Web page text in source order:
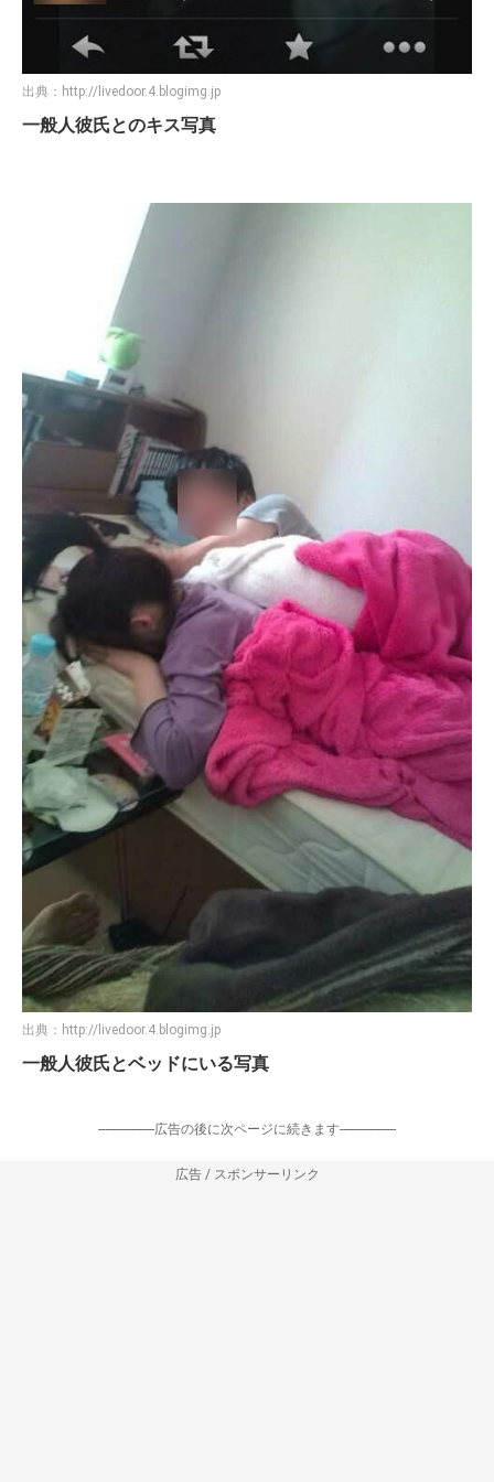
出典： http://livedoor.4.blogimg.jp
一般人彼氏とのキス写真
出典： http://livedoor.4.blogimg.jp
一般人彼氏とベッドにいる写真
-----------------広告の後に次ページに続きます-----------------
広告 / スポンサーリンク